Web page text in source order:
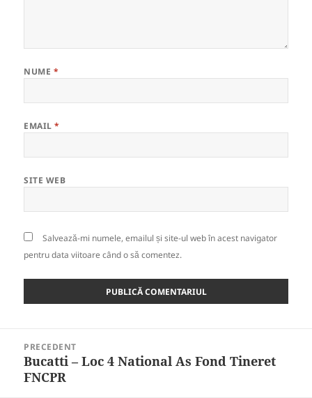
NUME *
EMAIL*
SITE WEB
Salvează-mi numele, emailul și site-ul web în acest navigator
pentru data viitoare când o să comentez.
articole
PRECEDENT
Articolul
anterior:
Bucatti – Loc 4 National As Fond Tineret
FNCPR